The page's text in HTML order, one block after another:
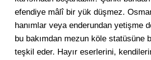
efendiye mâlî bir yük düşmez.
hanımlar veya enderundan yetişme
bu bakımdan mezun köle statüsüne
teşkil eder. Hayır eserlerini,